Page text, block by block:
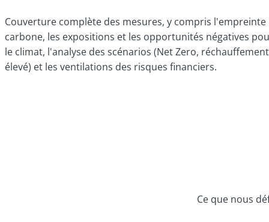
Couverture complète des mesures, y compris l'empreinte
carbone, les expositions et les opportunités négatives
le climat, l'analyse des scénarios (Net Zero, réchauffement
élevé) et les ventilations des risques financiers.
Ce que nous